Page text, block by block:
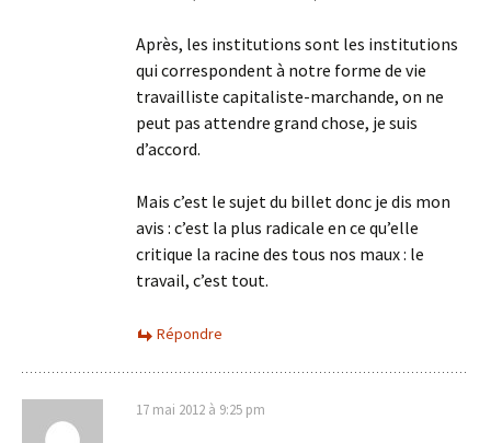
Après, les institutions sont les institutions
qui correspondent à notre forme de vie
travailliste capitaliste-marchande, on ne
peut pas attendre grand chose, je suis
d’accord.
Mais c’est le sujet du billet donc je dis mon
avis : c’est la plus radicale en ce qu’elle
critique la racine des tous nos maux : le
travail, c’est tout.
Répondre
17 mai 2012 à 9:25 pm